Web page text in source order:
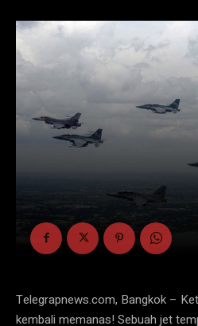
Telegrapnews.com, Bangkok –
kembali memanas! Sebuah jet